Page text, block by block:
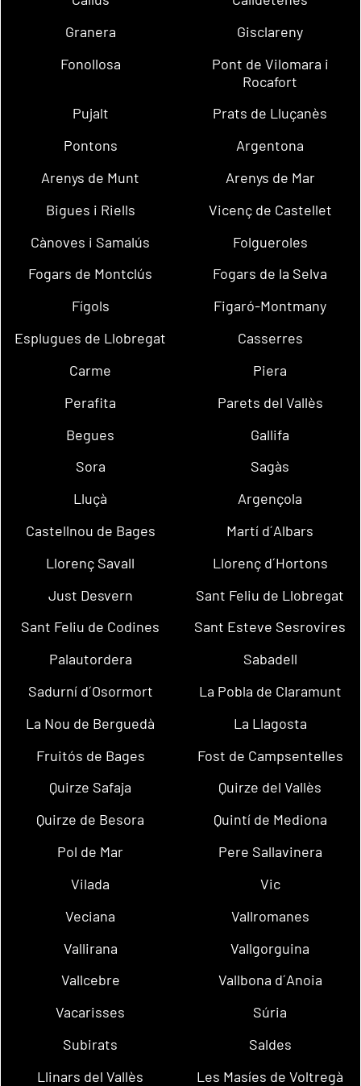
Granera
Gisclareny
Fonollosa
Pont de Vilomara i
Rocafort
Pujalt
Prats de Lluçanès
Pontons
Argentona
Arenys de Munt
Arenys de Mar
Bigues i Riells
Vicenç de Castellet
Cànoves i Samalús
Folgueroles
Fogars de Montclús
Fogars de la Selva
Fígols
Figaró-Montmany
Esplugues de Llobregat
Casserres
Carme
Piera
Perafita
Parets del Vallès
Begues
Gallifa
Sora
Sagàs
Lluçà
Argençola
Castellnou de Bages
Martí d´Albars
Llorenç Savall
Llorenç d´Hortons
Just Desvern
Sant Feliu de Llobregat
Sant Feliu de Codines
Sant Esteve Sesrovires
Palautordera
Sabadell
Sadurní d´Osormort
La Pobla de Claramunt
La Nou de Berguedà
La Llagosta
Fruitós de Bages
Fost de Campsentelles
Quirze Safaja
Quirze del Vallès
Quirze de Besora
Quintí de Mediona
Pol de Mar
Pere Sallavinera
Vilada
Vic
Veciana
Vallromanes
Vallirana
Vallgorguina
Vallcebre
Vallbona d´Anoia
Vacarisses
Súria
Subirats
Saldes
Llinars del Vallès
Les Masíes de Voltregà